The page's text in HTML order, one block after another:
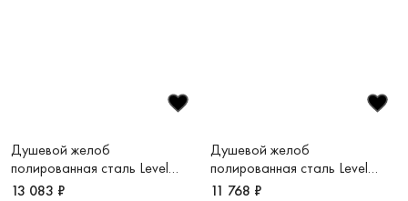
Душевой желоб
полированная сталь Level
M750LS
13 083 ₽
Душевой желоб
полированная сталь Level
M650LS
11 768 ₽